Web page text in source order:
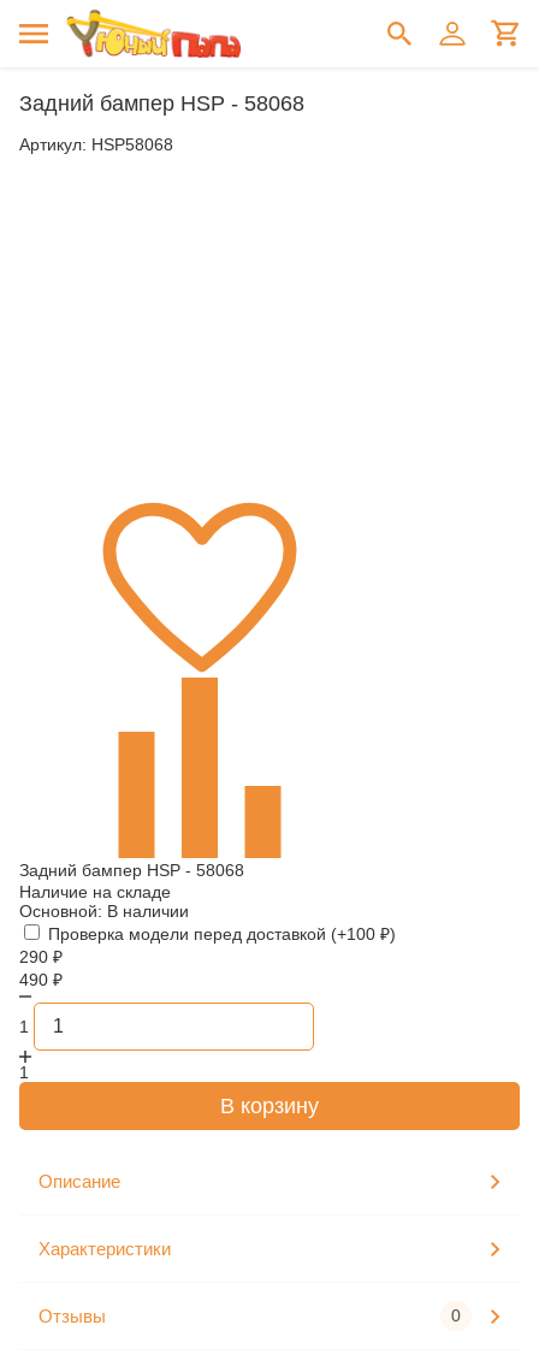
Задний бампер HSP - 58068
Артикул: HSP58068
Задний бампер HSP - 58068
Наличие на складе
Основной: В наличии
Проверка модели перед доставкой (+100 ₽)
290 ₽
490 ₽
1
1
В корзину
Описание
Характеристики
Отзывы 0